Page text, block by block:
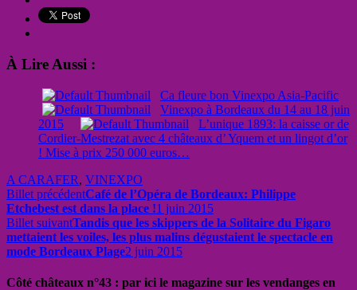
À Lire Aussi :
Ca fleure bon Vinexpo Asia-Pacific
Vinexpo à Bordeaux du 14 au 18 juin
2015
L’unique 1893: la caisse or de
Cordier-Mestrezat avec 4 châteaux d’ Yquem et un lingot d’or
! Mise à prix 250 000 euros…
A CARAFER, VINEXPO
Billet précédentCafé de l’Opéra de Bordeaux: Philippe
Etchebest est dans la place !1 juin 2015
Billet suivantTandis que les skippers de la Solitaire du Figaro
mettaient les voiles, les plus malins dégustaient le spectacle en
mode Bordeaux Plage2 juin 2015
Côté châteaux n°43 : par ici le magazine sur les vendanges en